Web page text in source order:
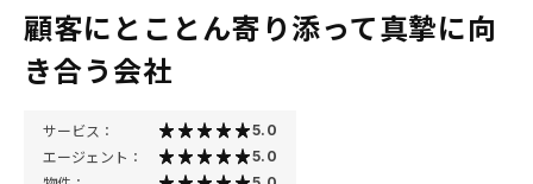
顧客にとことん寄り添って真摯に向
き合う会社
サービス： 5.0
エージェント： 5.0